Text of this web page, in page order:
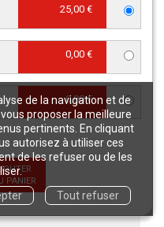
de la navigation et de
proposer la meilleure
pertinents. En cliquant
autorisez à utiliser ces
de les refuser ou de les
Tout refuser
25,00 €
0,00 €
0,00 €
PANIER
3853-8